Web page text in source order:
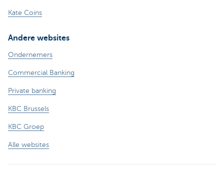
Kate Coins
Andere websites
Ondernemers
Commercial Banking
Private banking
KBC Brussels
KBC Groep
Alle websites